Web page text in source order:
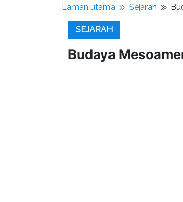
Laman utama Sejarah
SEJARAH
Budaya